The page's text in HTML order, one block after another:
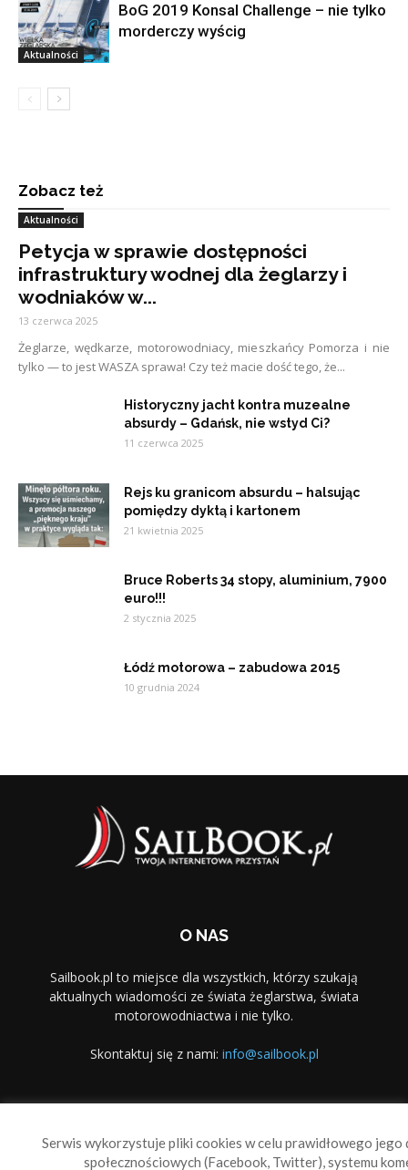
Aktualności
BoG 2019 Konsal Challenge – nie tylko
morderczy wyścig
Zobacz też
Aktualności
Petycja w sprawie dostępności
infrastruktury wodnej dla żeglarzy i
wodniaków w...
13 czerwca 2025
Żeglarze, wędkarze, motorowodniacy, mieszkańcy Pomorza i nie
tylko — to jest WASZA sprawa! Czy też macie dość tego, że...
Historyczny jacht kontra muzealne
absurdy – Gdańsk, nie wstyd Ci?
11 czerwca 2025
Rejs ku granicom absurdu – halsując
pomiędzy dyktą i kartonem
21 kwietnia 2025
Bruce Roberts 34 stopy, aluminium, 7900
euro!!!
2 stycznia 2025
Łódź motorowa – zabudowa 2015
10 grudnia 2024
O NAS
Sailbook.pl to miejsce dla wszystkich, którzy szukają
aktualnych wiadomości ze świata żeglarstwa, świata
motorowodniactwa i nie tylko.
Skontaktuj się z nami: info@sailbook.pl
Serwis wykorzystuje pliki cookies w celu prawidłowego
społecznościowych (Facebook, Twitter), systemu